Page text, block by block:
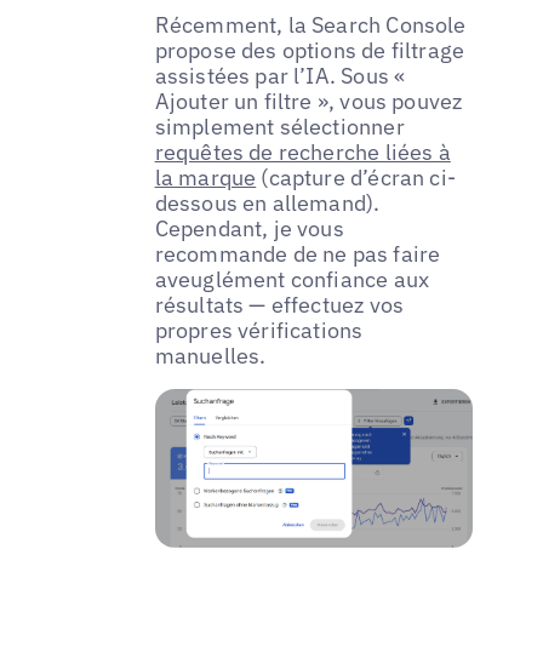
Récemment, la Search Console
propose des options de filtrage
assistées par l’IA. Sous «
Ajouter un filtre », vous pouvez
simplement sélectionner
requêtes de recherche liées à
la marque (capture d’écran ci-
dessous en allemand).
Cependant, je vous
recommande de ne pas faire
aveuglément confiance aux
résultats — effectuez vos
propres vérifications
manuelles.